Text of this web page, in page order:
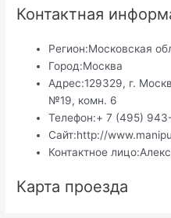
Контактная
Регион:Московская
Город:Москва
Адрес:129329, г.
№19, комн. 6
Телефон:+ 7 (495)
Сайт:http://
Контактное лицо:
Карта проезда